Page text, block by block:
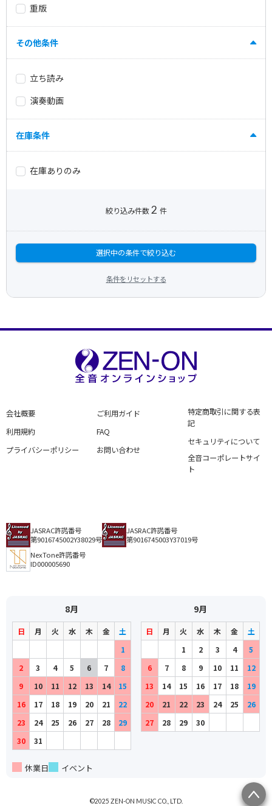
重版
その他条件
立ち読み
演奏動画
在庫条件
在庫ありのみ
絞り込み件数 2 件
選択中の条件で絞り込む
条件をリセットする
会社概要
利用規約
プライバシーポリシー
ご利用ガイド
FAQ
お問い合わせ
特定商取引に関する表
記
セキュリティについて
全音コーポレートサイ
ト
JASRAC許諾番号
第9016745002Y38029号
JASRAC許諾番号
第9016745003Y37019号
NexTone許諾番号
ID000005690
8月
日 月 火 水 木 金
土
1
2
3 4 5 6 7
8
9
10 11 12 13 14
15
16
17 18 19 20 21
22
23
24 25 26 27 28
29
30
31
9月
日 月 火 水 木 金
土
1
2 3 4
5
6
7 8 9 10 11
12
13
14 15 16 17 18
19
20
21 22 23 24 25
26
27
28 29 30
休業日 イベント
©2025 ZEN-ON MUSIC CO., LTD.